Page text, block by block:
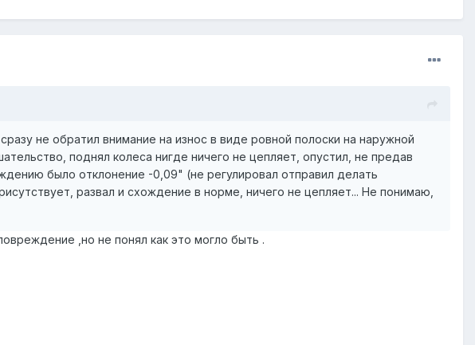
не обратил внимание на износ в виде ровной полоски на наружной
поднял колеса нигде ничего не цепляет, опустил, не предав
было отклонение -0,09" (не регулировал отправил делать
развал и схождение в норме, ничего не цепляет... Не понимаю,
,но не понял как это могло быть .